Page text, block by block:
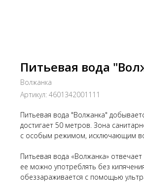
Питьевая вода
Волжанка
Артикул: 4601342001111
Питьевая вода "Волжанка"
достигает 50 метров. Зона
с особым режимом, исключающим
Питьевая вода «Волжанка»
ее можно употреблять без
обеззараживается с помощью